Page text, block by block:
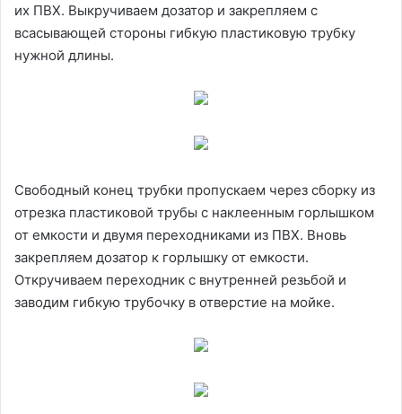
их ПВХ. Выкручиваем дозатор и закрепляем с
всасывающей стороны гибкую пластиковую трубку
нужной длины.
Свободный конец трубки пропускаем через сборку из
отрезка пластиковой трубы с наклеенным горлышком
от емкости и двумя переходниками из ПВХ. Вновь
закрепляем дозатор к горлышку от емкости.
Откручиваем переходник с внутренней резьбой и
заводим гибкую трубочку в отверстие на мойке.